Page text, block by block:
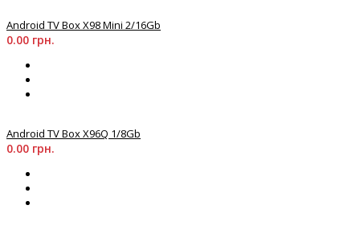
Android TV Box X98 Mini 2/16Gb
0.00 грн.
Android TV Box X96Q 1/8Gb
0.00 грн.